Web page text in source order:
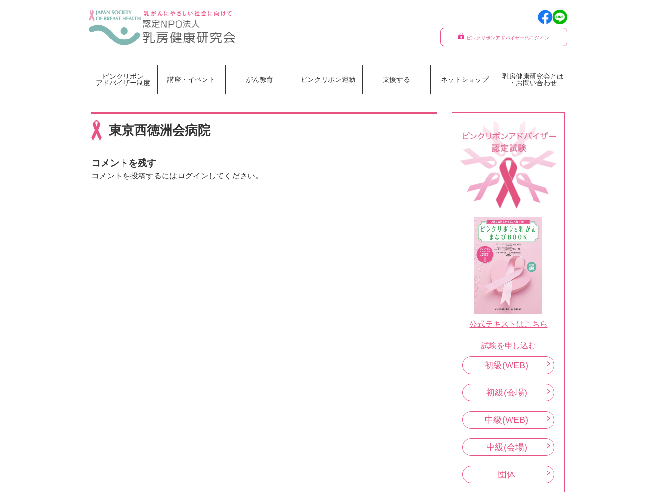
ピンクリボンアドバイザーのログイン
ピンクリボン
アドバイザー制度
講座・イベント がん教育 ピンクリボン運動 支援する ネットショップ
乳房健康研究会とは
・お問い合わせ
東京西徳洲会病院
コメントを残す
コメントを投稿するには ログイン してください。
公式テキストはこちら
試験を申し込む
初級(WEB)
初級(会場)
中級(WEB)
中級(会場)
団体